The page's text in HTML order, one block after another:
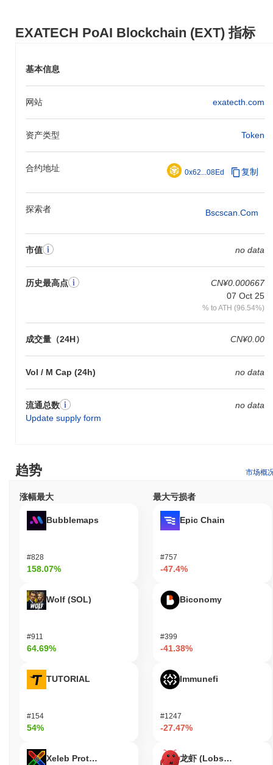
EXATECH PoAI Blockchain (EXT) 指标
基本信息
网站 exatecth.com
资产类型 Token
合约地址 0x62...08Ed 复制
探索者 Bscscan.com
市值 no data
历史最高点
CN¥0.000667
07 Oct 25
% to ATH (96.54%)
成交量（24H） CN¥0.00
Vol / M Cap (24h) no data
流通总数
Update supply form
no data
你可以用EXATECH PoAI区块链做什么？
易。它还作为一种实用代币用于质押，允许用户在为网络安全做出
EXATECH PoAI区块链目前仍然活跃，团队正在进行持续的开发和
EXATECH PoAI区块链是为谁设计的？
新解决方案的开发者和企业而构建的。其目标受众包括希望集成AI
创建去中心化应用程序的开发者。该平台培养了一个专注于推进AI
与区块链集成的技术爱好者和专业人士社区。
EXATECH PoAI区块链是如何保障安全的？
EXATECH PoAI区块链通过一种称为权威证明（PoA）的独特共识
机制来保障其网络安全，该机制依赖一组受信任的验证者来确认交
易并维护区块链的完整性。这种模型通过确保只有预先批准的节点
可以参与验证过程，从而增强网络安全，降低恶意攻击的风险，并
确保可靠的区块链保护。
EXATECH PoAI区块链是否面临任何争议或风险？
EXATECH PoAI区块链因潜在的安全事件和新兴加密货币固有的波
动性而受到审查。该项目因缺乏透明度而受到批评，增加了未来可
能出现的拉地毯或法律问题的风险。投资者应保持谨慎，因为该平
台的声誉在这些挑战中仍在发展。
我在哪里可以购买 EXATECH PoAI Blockchain
decentralized 加密货币交易所广泛可用。
截至过去24小时,EXATECH PoAI Blockchain 的交易量为
.
EXATECH PoAI Blockchain 的价格范围历史是什么?
EXATECH PoAI Blockchain 目前的交易价格低于其ATH
与更广泛的加密市场相比,EXATECH PoAI
在过去7天里,EXATECH PoAI Blockchain 上涨了
整体加密市场 其上涨了
。这表明相对于更广泛的市场势
趋势 市场概
涨幅最大
Bubblemaps
#828
158.07%
Wolf (SOL)
#911
64.69%
TUTORIAL
#154
54%
Xeleb Protocol
最大亏损者
Epic Chain
#757
-47.4%
Biconomy
#399
-41.38%
Immunefi
#1247
-27.47%
龙虾 (Lobster)